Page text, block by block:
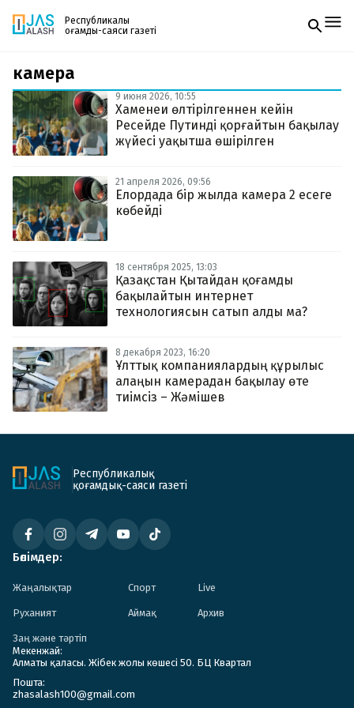
Республикалық
қоғамдық-саяси газеті
Жаңалықтар
Спорт
Live
Руханият
Аймақ
Архив
Заң және тәртіп
Редакциямен байланыс
+7 708 604 51 06
Жарнама бөлімі
Пошта
zhasalash100@gmail.com
Газетке жазылу
PDF форматтағы газетті ай сайын электронды
поштаңызға алып отырыңыз. Жаңа нөмір
шыққан сәтте сізге бірден жіберіледі. Тек email
камера
9 июня 2026, 10:55
Хаменеи өлтірілгеннен кейін
Ресейде Путинді қорғайтын бақылау
жүйесі уақытша өшірілген
21 апреля 2026, 09:56
Елордада бір жылда камера 2 есеге
көбейді
18 сентября 2025, 13:03
Қазақстан Қытайдан қоғамды
бақылайтын интернет
технологиясын сатып алды ма?
8 декабря 2023, 16:20
Ұлттық компаниялардың құрылыс
алаңын камерадан бақылау өте
тиімсіз – Жәмішев
Республикалық
қоғамдық-саяси газеті
Бөлімдер:
Жаңалықтар Спорт Live
Руханият Аймақ Архив
Заң және тәртіп
Мекенжай:
Алматы қаласы. Жібек жолы көшесі 50. БЦ Квартал
Пошта:
zhasalash100@gmail.com